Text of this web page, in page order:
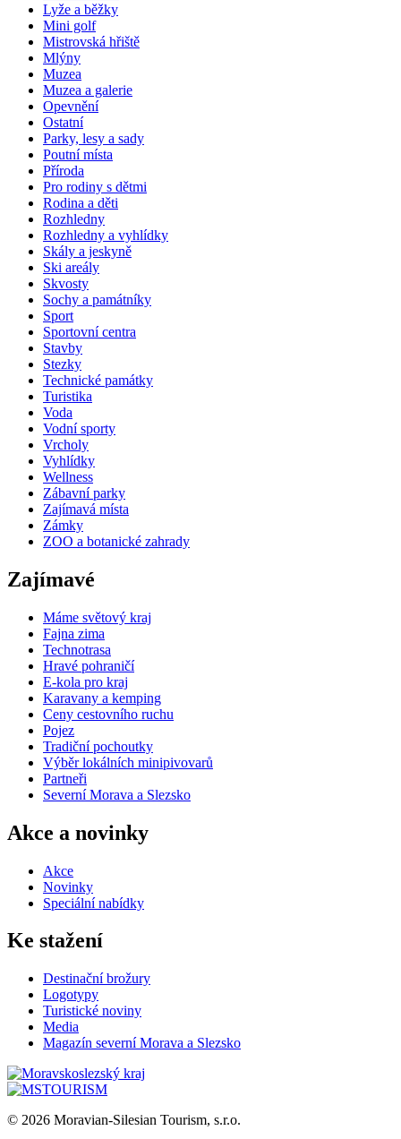
Lyže a běžky
Mini golf
Mistrovská hřiště
Mlýny
Muzea
Muzea a galerie
Opevnění
Ostatní
Parky, lesy a sady
Poutní místa
Příroda
Pro rodiny s dětmi
Rodina a děti
Rozhledny
Rozhledny a vyhlídky
Skály a jeskyně
Ski areály
Skvosty
Sochy a památníky
Sport
Sportovní centra
Stavby
Stezky
Technické památky
Turistika
Voda
Vodní sporty
Vrcholy
Vyhlídky
Wellness
Zábavní parky
Zajímavá místa
Zámky
ZOO a botanické zahrady
Zajímavé
Máme světový kraj
Fajna zima
Technotrasa
Hravé pohraničí
E-kola pro kraj
Karavany a kemping
Ceny cestovního ruchu
Pojez
Tradiční pochoutky
Výběr lokálních minipivovarů
Partneři
Severní Morava a Slezsko
Akce a novinky
Akce
Novinky
Speciální nabídky
Ke stažení
Destinační brožury
Logotypy
Turistické noviny
Media
Magazín severní Morava a Slezsko
© 2026 Moravian-Silesian Tourism, s.r.o.